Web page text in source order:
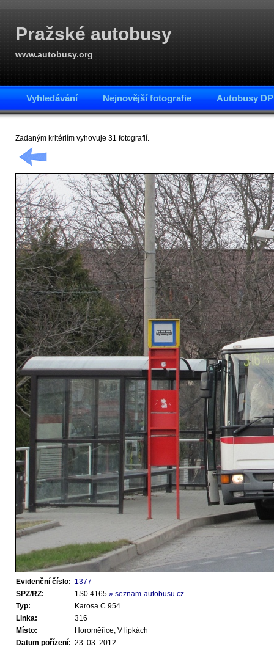
Pražské autobusy
www.autobusy.org
Vyhledávání Nejnovější fotografie Autobusy
Zadaným kritériím vyhovuje 31 fotografií.
Evidenční číslo: 1377
SPZ/RZ:
1S0 4165 » seznam-autobusu.cz
Typ:
Karosa C 954
Linka:
316
Místo:
Horoměřice, V lipkách
Datum pořízení: 23. 03. 2012